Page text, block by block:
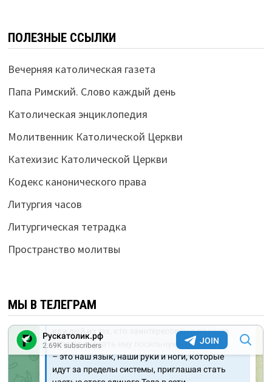
ПОЛЕЗНЫЕ ССЫЛКИ
Вечерняя католическая газета
Папа Римский. Слово каждый день
Католическая энциклопедия
Молитвенник Католической Церкви
Катехизис Католической Церкви
Кодекс канонического права
Литургия часов
Литургическая тетрадка
Пространство молитвы
МЫ В ТЕЛЕГРАМ